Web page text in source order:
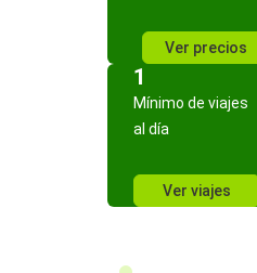
Ver precios
1
Mínimo de viajes
al día
Ver viajes